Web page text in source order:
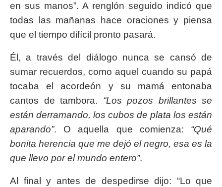
en sus manos”. A renglón seguido indicó que
todas las mañanas hace oraciones y piensa
que el tiempo difícil pronto pasará.
Él, a través del diálogo nunca se cansó de
sumar recuerdos, como aquel cuando su papá
tocaba el acordeón y su mamá entonaba
cantos de tambora. “Los pozos brillantes se
están derramando, los cubos de plata los están
aparando”. O aquella que comienza: “Qué
bonita herencia que me dejó el negro, esa es la
que llevo por el mundo entero”.
Al final y antes de despedirse dijo: “Lo que